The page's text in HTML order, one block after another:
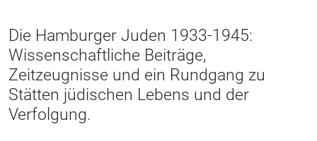
Die Hamburger Juden 1933-1945:
Wissenschaftliche Beiträge,
Zeitzeugnisse und ein Rundgang zu
Stätten jüdischen Lebens und der
Verfolgung.